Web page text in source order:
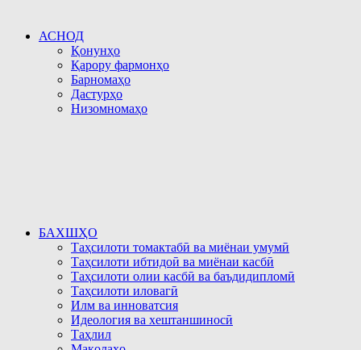
АСНОД
Қонунҳо
Қарору фармонҳо
Барномаҳо
Дастурҳо
Низомномаҳо
БАХШҲО
Таҳсилоти томактабӣ ва миёнаи умумӣ
Таҳсилоти ибтидоӣ ва миёнаи касбӣ
Таҳсилоти олии касбӣ ва баъдидипломӣ
Таҳсилоти иловагӣ
Илм ва инноватсия
Идеология ва хештаншиносӣ
Таҳлил